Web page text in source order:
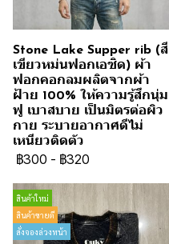
Stone Lake Supper rib (สี
เขียวหม่นฟอกเอซิด) ผ้า
ฟอกคอกลมผลิตจากผ้า
ฝ้าย 100% ให้ความรู้สึกนุ่ม
ฟู เบาสบาย เป็นมิตรต่อผิว
กาย ระบายอากาศดีไม่
เหนียวติดตัว
฿300 - ฿320
สินค้าใหม่
สินค้าขายดี
สั่งจองล่วงหน้า